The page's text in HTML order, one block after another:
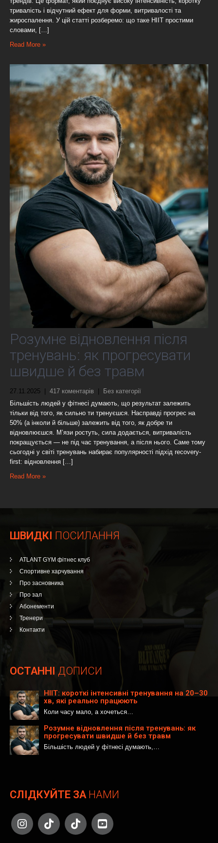
тривалість і відчутний ефект для форми, витривалості та
жироспалення. У цій статті розберемо: що таке HIIT простими
словами, […]
Read More »
Розумне відновлення після
тренувань: як прогресувати
швидше й без травм
27.11.2025 417 коментарів
Без категорії
Більшість людей у фітнесі думають, що результат залежить
тільки від того, як сильно ти тренуєшся. Насправді прогрес на
50% (а інколи й більше) залежить від того, як добре ти
відновлюєшся. М’язи ростуть, сила додається, витривалість
покращується — не під час тренування, а після нього. Саме тому
сьогодні у світі тренувань набирає популярності підхід recovery-
first: відновлення […]
Read More »
ШВИДКІ ПОСИЛАННЯ
ATLANT GYM фітнес клуб
Спортивне харчування
Про засновника
Про зал
Абонементи
Тренери
Контакти
ОСТАННІ ДОПИСИ
HIIT: короткі інтенсивні тренування на 20–30
хв, які реально працюють
Коли часу мало, а хочеться…
Розумне відновлення після тренувань: як
прогресувати швидше й без травм
Більшість людей у фітнесі думають,…
СЛІДКУЙТЕ ЗА НАМИ